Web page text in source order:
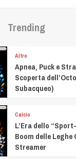
Trending
Altro
Apnea, Puck e
Scoperta
Subacqueo)
Calcio
L’Era dello
Boom delle Leghe
Streamer